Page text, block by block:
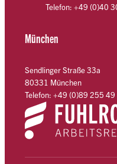
Telefon: +49 (0)40
München
Sendlinger Straße 33a
80331 München
Telefon: +49 (0)89 255